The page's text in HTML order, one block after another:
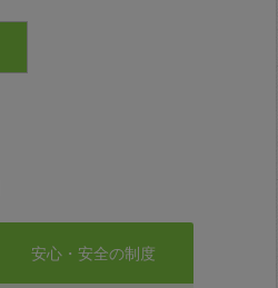
安心・安全の制度